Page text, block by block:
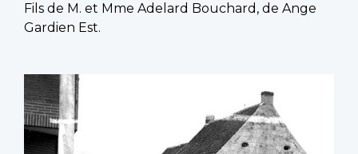
Fils de M. et Mme Adelard Bouchard, de Ange
Gardien Est.